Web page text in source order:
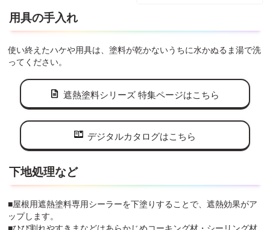
用具の手入れ
使い終えたハケや用具は、塗料が乾かないうちに水かぬるま湯で洗
ってください。
遮熱塗料シリーズ 特集ページはこちら
デジタルカタログはこちら
下地処理など
■屋根用遮熱塗料専用シーラーを下塗りすることで、遮熱効果がア
ップします。